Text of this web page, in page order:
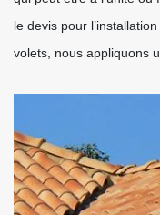
le devis pour
volets, nous appliquons